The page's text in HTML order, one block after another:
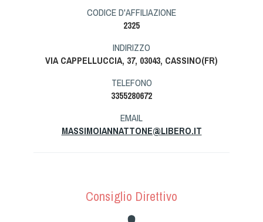
CODICE D'AFFILIAZIONE
2325
INDIRIZZO
VIA CAPPELLUCCIA, 37, 03043, CASSINO(FR)
TELEFONO
3355280672
EMAIL
MASSIMOIANNATTONE@LIBERO.IT
Consiglio Direttivo
Guida Locandine Ufficiali
English e Training Sporting
Tiro a Palla
Tiro con l'arco da caccia
Paintball